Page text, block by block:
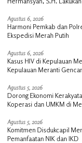
Agustus 6, 2026
Harmoni Pemkab dan
Ekspedisi Merah Putih
Agustus 6, 2026
Kasus HIV di Kepulauan
Kepulauan Meranti
Agustus 5, 2026
Dorong Ekonomi
Koperasi dan UMKM di
Agustus 5, 2026
Komitmen Disdukcapil
Pemanfaatan NIK dan IKD